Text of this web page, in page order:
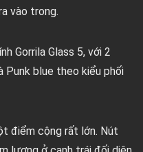
vào trong.
Gorrila Glass 5, với 2
Punk blue theo kiểu phối
điểm cộng rất lớn. Nút